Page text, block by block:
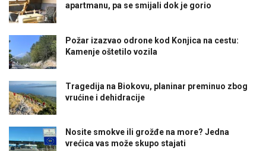
apartmanu, pa se smijali dok je gorio
Požar izazvao odrone kod Konjica na cestu:
Kamenje oštetilo vozila
Tragedija na Biokovu, planinar preminuo zbog
vrućine i dehidracije
Nosite smokve ili grožđe na more? Jedna
vrećica vas može skupo stajati